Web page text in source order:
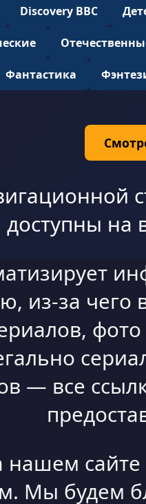
Discovery BBC
Фантастика
доступны на
из-за чего
— все
нашем
Мы будем